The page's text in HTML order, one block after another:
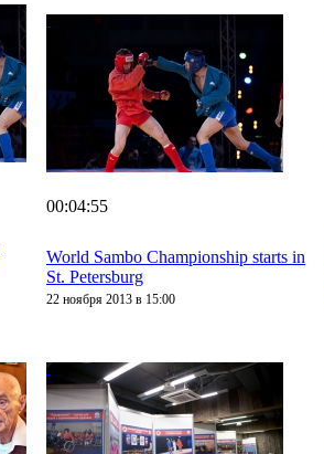
00:04:55
World Sambo Championship starts in
St. Petersburg
22 ноября 2013 в 15:00